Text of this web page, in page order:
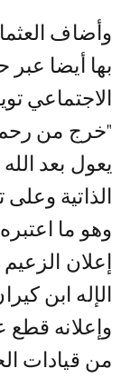
وأضاف العثماني في ذات الكلمة، الذي غرّد
بها أيضا
الاجتماعي
"خرج من رحم
يعول بعد
الذاتية
وهو ما
إعلان
الإله ابن
وإعلانه قطع
من قيادات